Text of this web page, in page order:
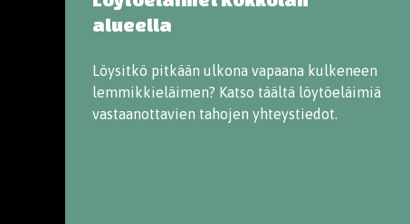
alueella
Löysitkö pitkään ulkona vapaana kulkeneen
lemmikkieläimen? Katso täältä löytöeläimiä
vastaanottavien tahojen yhteystiedot.